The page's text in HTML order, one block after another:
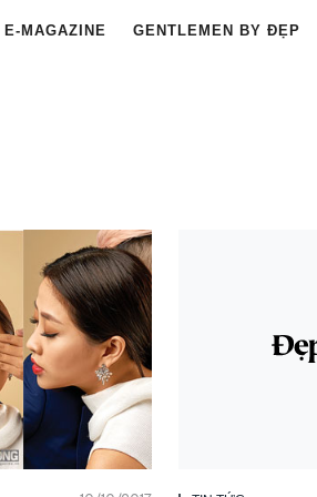
E-MAGAZINE GENTLEMEN BY ĐẸP